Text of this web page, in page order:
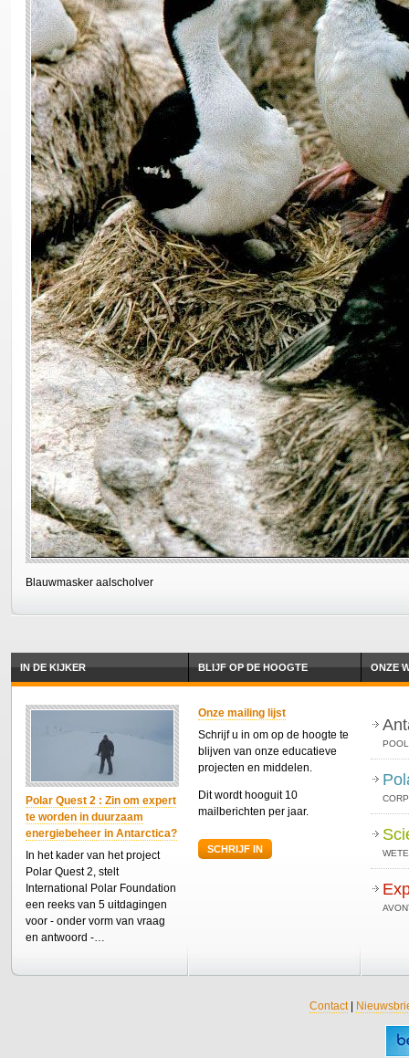
Blauwmasker aalscholver
IN DE KIJKER
Polar Quest 2 : Zin om expert
te worden in duurzaam
energiebeheer in Antarctica?
In het kader van het project
Polar Quest 2, stelt
International Polar Foundation
een reeks van 5 uitdagingen
voor - onder vorm van vraag
en antwoord -…
BLIJF OP DE HOOGTE
Onze mailing lijst
Schrijf u in om op de hoogte te
blijven van onze educatieve
projecten en middelen.
Dit wordt hooguit 10
mailberichten per jaar.
SCHRIJF IN
ONZE
Contact|